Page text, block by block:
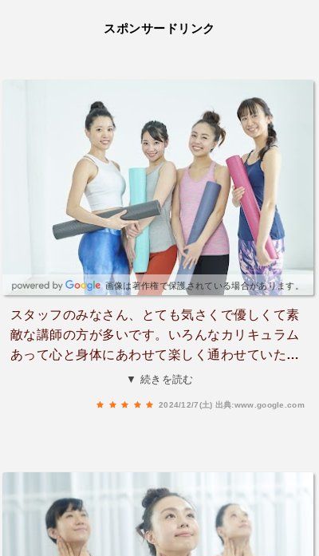
スポンサードリンク
画像は著作権で保護されている場合があります。
スタッフのみなさん、とても気さくで優しくて素
敵な講師の方が多いです。いろんなカリキュラム
あって心と身体にあわせて楽しく通わせていただ
いております。今までなかなかかけなかった汗を
す！人気になってきたので、 もう少し広いと有
難いと思います。
▼ 続きを読む
2024/12/7(土) 出典:www.google.com